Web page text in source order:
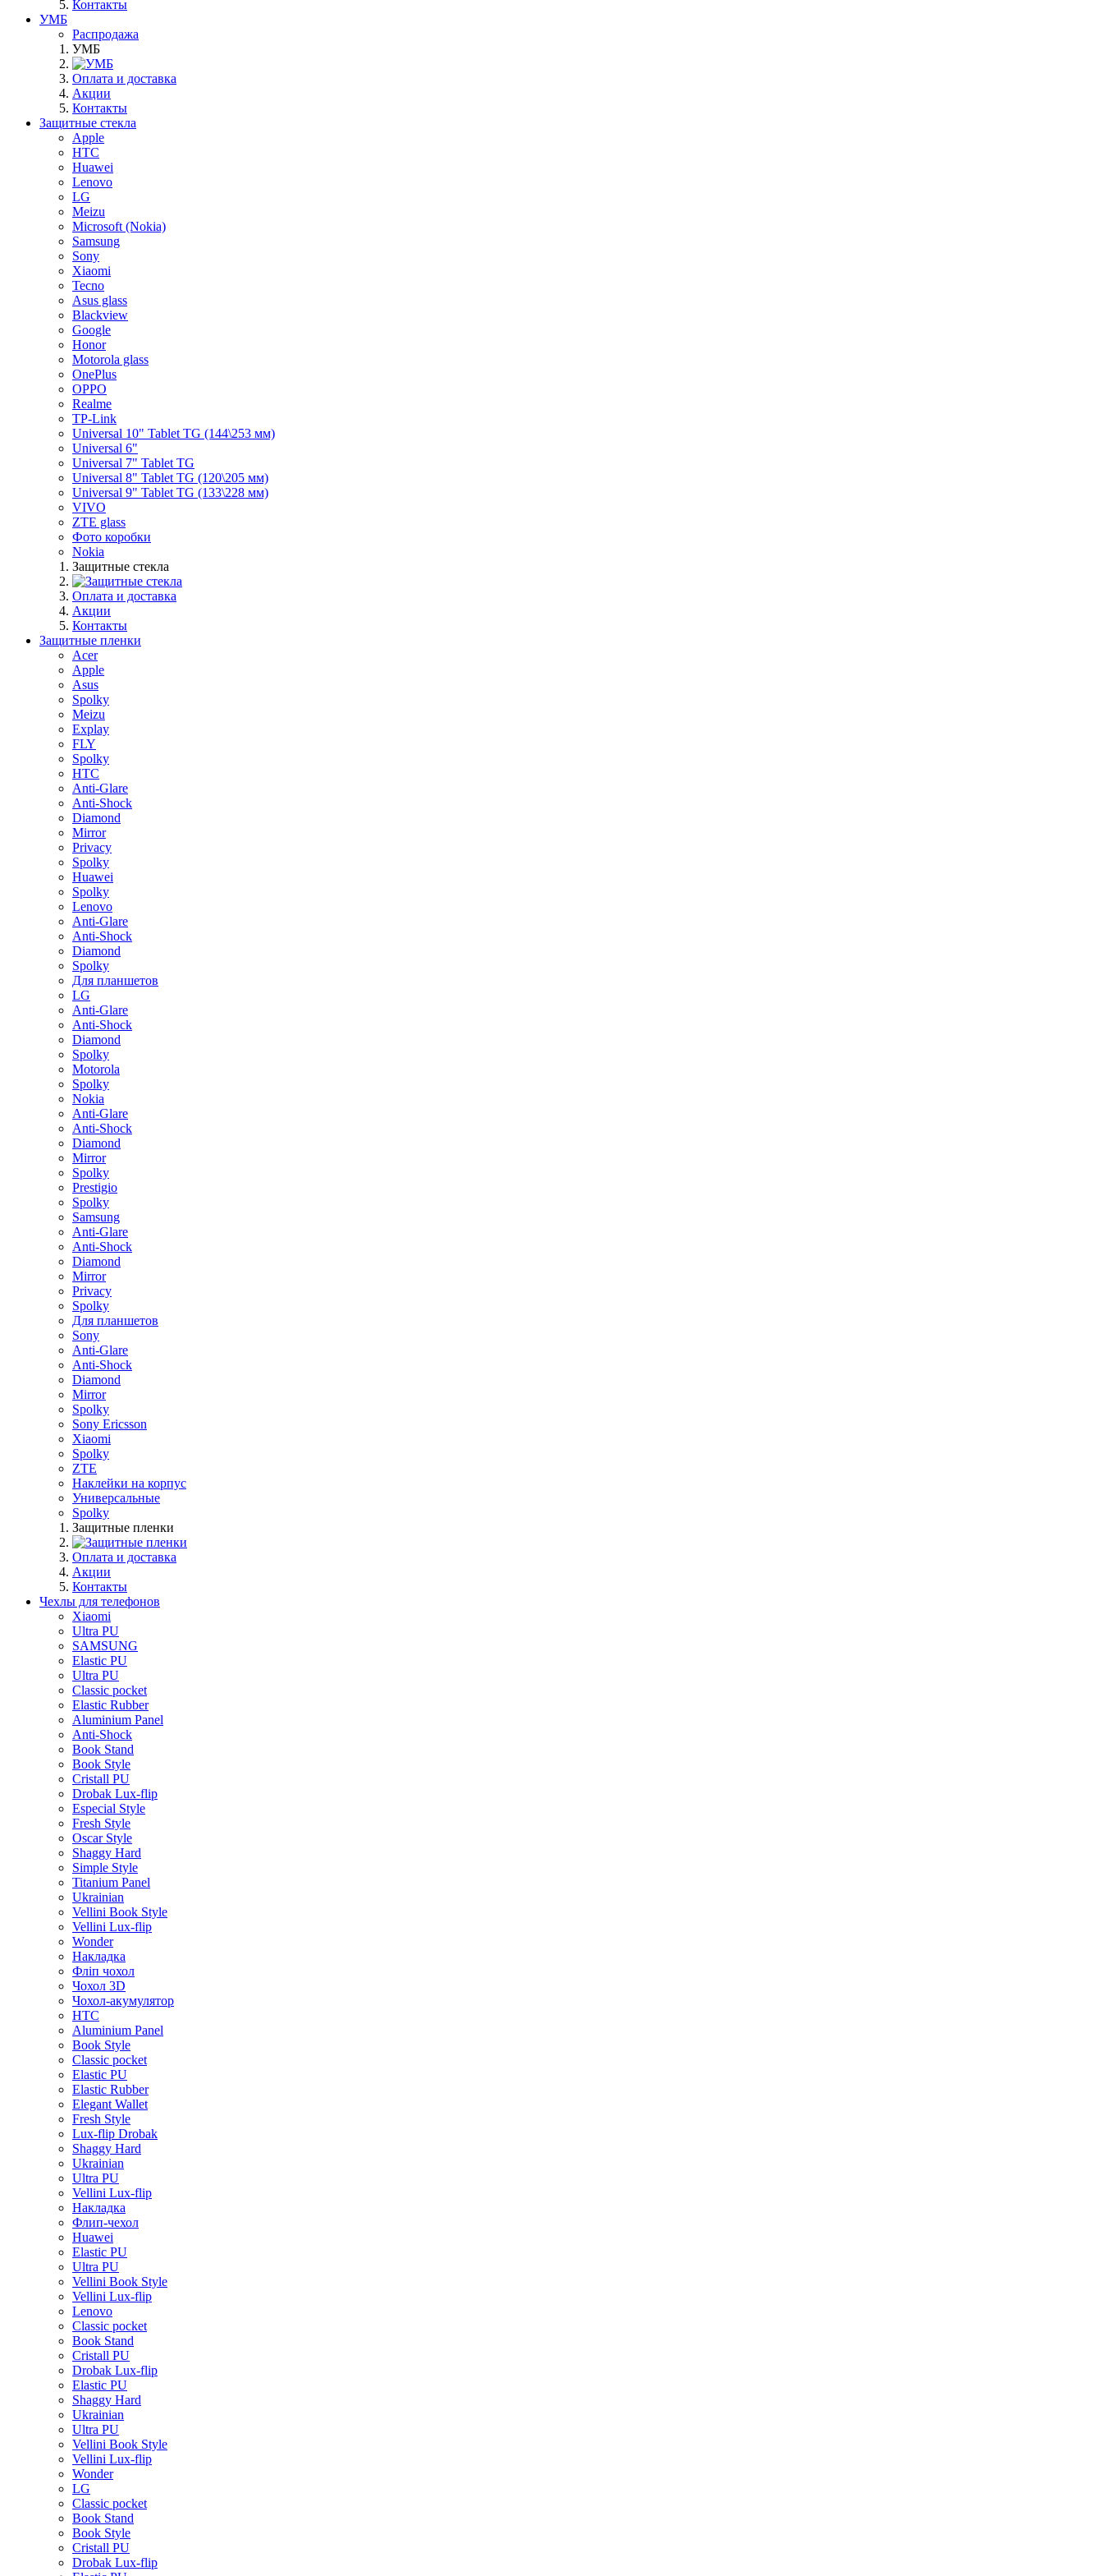
Контакты
УМБ
Распродажа
УМБ
Оплата и доставка
Акции
Контакты
Защитные стекла
Apple
HTC
Huawei
Lenovo
LG
Meizu
Microsoft (Nokia)
Samsung
Sony
Xiaomi
Tecno
Asus glass
Blackview
Google
Honor
Motorola glass
OnePlus
OPPO
Realme
TP-Link
Universal 10" Tablet TG (144\253 мм)
Universal 6"
Universal 7" Tablet TG
Universal 8" Tablet TG (120\205 мм)
Universal 9" Tablet TG (133\228 мм)
VIVO
ZTE glass
Фото коробки
Nokia
Защитные стекла
Оплата и доставка
Акции
Контакты
Защитные пленки
Acer
Apple
Asus
Spolky
Meizu
Explay
FLY
Spolky
HTC
Anti-Glare
Anti-Shock
Diamond
Mirror
Privacy
Spolky
Huawei
Spolky
Lenovo
Anti-Glare
Anti-Shock
Diamond
Spolky
Для планшетов
LG
Anti-Glare
Anti-Shock
Diamond
Spolky
Motorola
Spolky
Nokia
Anti-Glare
Anti-Shock
Diamond
Mirror
Spolky
Prestigio
Spolky
Samsung
Anti-Glare
Anti-Shock
Diamond
Mirror
Privacy
Spolky
Для планшетов
Sony
Anti-Glare
Anti-Shock
Diamond
Mirror
Spolky
Sony Ericsson
Xiaomi
Spolky
ZTE
Наклейки на корпус
Универсальные
Spolky
Защитные пленки
Оплата и доставка
Акции
Контакты
Чехлы для телефонов
Xiaomi
Ultra PU
SAMSUNG
Elastic PU
Ultra PU
Classic pocket
Elastic Rubber
Aluminium Panel
Anti-Shock
Book Stand
Book Style
Cristall PU
Drobak Lux-flip
Especial Style
Fresh Style
Oscar Style
Shaggy Hard
Simple Style
Titanium Panel
Ukrainian
Vellini Book Style
Vellini Lux-flip
Wonder
Накладка
Фліп чохол
Чохол 3D
Чохол-акумулятор
HTC
Aluminium Panel
Book Style
Classic pocket
Elastic PU
Elastic Rubber
Elegant Wallet
Fresh Style
Lux-flip Drobak
Shaggy Hard
Ukrainian
Ultra PU
Vellini Lux-flip
Накладка
Флип-чехол
Huawei
Elastic PU
Ultra PU
Vellini Book Style
Vellini Lux-flip
Lenovo
Classic pocket
Book Stand
Cristall PU
Drobak Lux-flip
Elastic PU
Shaggy Hard
Ukrainian
Ultra PU
Vellini Book Style
Vellini Lux-flip
Wonder
LG
Classic pocket
Book Stand
Book Style
Cristall PU
Drobak Lux-flip